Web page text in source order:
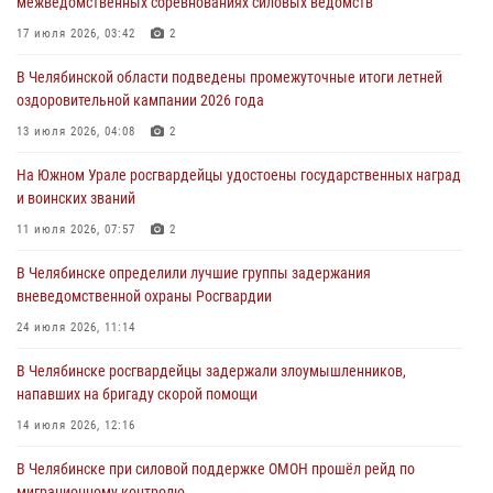
Росгвардейцы задержали трёх магазинных воров в Челябинске
На Южном Урале сотрудники Росгвардии задержали
подозреваемого в совершении убийства
В Челябинской области росгвардейцами по горячим следам
задержан подозреваемый в грабеже
17 июля 2026, 03:42 2
В Челябинской области подведены промежуточные итоги летней
оздоровительной кампании 2026 года
13 июля 2026, 04:08 2
На Южном Урале росгвардейцы удостоены государственных наград
и воинских званий
11 июля 2026, 07:57 2
В Челябинске определили лучшие группы задержания
вневедомственной охраны Росгвардии
24 июля 2026, 11:14
В Челябинске росгвардейцы задержали злоумышленников,
напавших на бригаду скорой помощи
14 июля 2026, 12:16
В Челябинске при силовой поддержке ОМОН прошёл рейд по